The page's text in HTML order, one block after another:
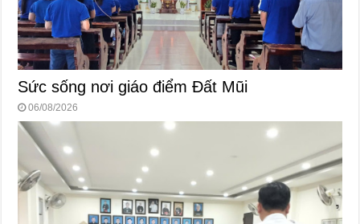
Sức sống nơi giáo điểm Đất Mũi
06/08/2026